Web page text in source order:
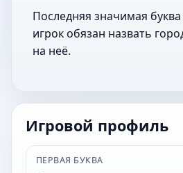
Последняя значимая
игрок обязан назвать
на неё.
Игровой профиль
ПЕРВАЯ БУКВА